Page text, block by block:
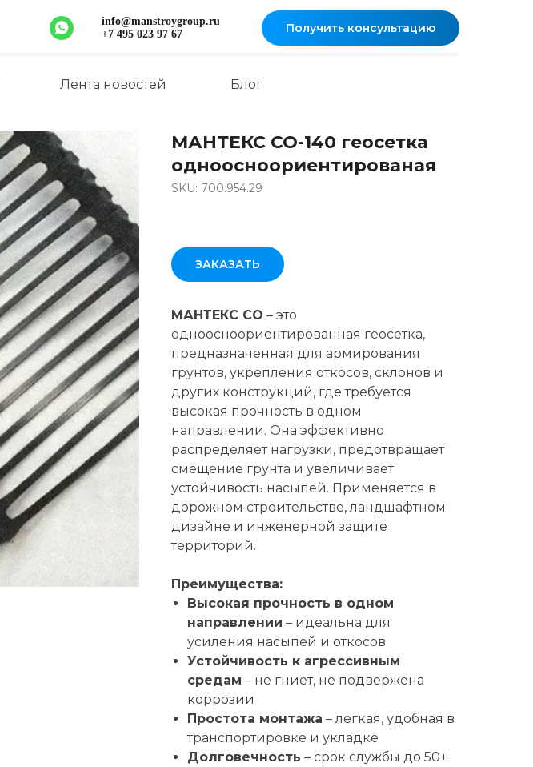
info@manstroygroup.ru
+7 495 023 97 67
Получить консультацию
Лента новостей Блог
МАНТЕКС СО-140 геосетка
одноосноориентированая
SKU: 700.954.29
ЗАКАЗАТЬ
МАНТЕКС СО – это
одноосноориентированная геосетка,
предназначенная для армирования
грунтов, укрепления откосов, склонов и
других конструкций, где требуется
высокая прочность в одном
направлении. Она эффективно
распределяет нагрузки, предотвращает
смещение грунта и увеличивает
устойчивость насыпей. Применяется в
дорожном строительстве, ландшафтном
дизайне и инженерной защите
территорий.
Преимущества:
Высокая прочность в одном
направлении – идеальна для
усиления насыпей и откосов
Устойчивость к агрессивным
средам – не гниет, не подвержена
коррозии
Простота монтажа – легкая, удобная в
транспортировке и укладке
Долговечность – срок службы до 50+